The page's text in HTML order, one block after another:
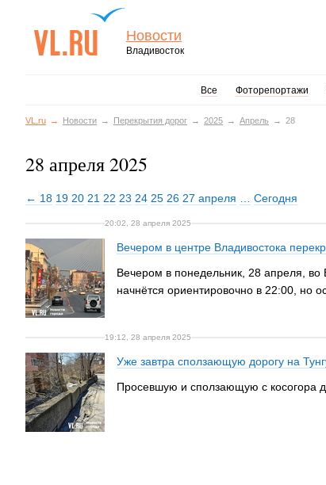
Новости
Владивосток
Все Фоторепортажи
VL.ru Новости Перекрытия дорог 2025 Апрель 28
28 апреля 2025
← 18 19 20 21 22 23 24 25 26 27 апреля Сегодня
20:02, 28 апреля 2025
Вечером в центре Владивостока
Вечером в понедельник, 28 апреля, во
начнётся ориентировочно в 22:00, но
19:12, 28 апреля 2025
Уже завтра сползающую дорогу на
Просевшую и сползающую с косогора